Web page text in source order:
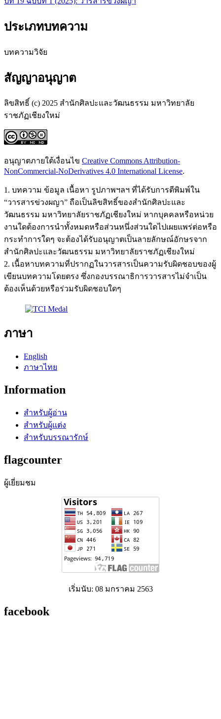
ประเภทบทความ
บทความวิจัย
สัญญาอนุญาต
ลิขสิทธิ์ (c) 2025 สำนักศิลปะและวัฒนธรรม มหาวิทยาลัย
ราชภัฏเชียงใหม่
อนุญาตภายใต้เงื่อนไข Creative Commons Attribution-
NonCommercial-NoDerivatives 4.0 International License.
1. บทความ ข้อมูล เนื้อหา รูปภาพฯลฯ ที่ได้รับการตีพิมพ์ใน
“วารสารข่วงผญา” ถือเป็นลิขสิทธิ์ของสำนักศิลปะและ
วัฒนธรรม มหาวิทยาลัยราชภัฏเชียงใหม่ หากบุคคลหรือหน่วย
งานใดต้องการนำทั้งหมดหรือส่วนหนึ่งส่วนใดไปเผยแพร่ต่อหรือ
กระทำการใดๆ จะต้องได้รับอนุญาตเป็นลายลักษณ์อักษรจาก
สำนักศิลปะและวัฒนธรรม มหาวิทยาลัยราชภัฏเชียงใหม่
2. เนื้อหาบทความที่ปรากฏในวารสารเป็นความรับผิดชอบของผู้
เขียนบทความโดยตรง ซึ่งกองบรรณาธิการวารสารไม่จำเป็น
ต้องเห็นด้วยหรือร่วมรับผิดชอบใดๆ
ภาษา
English
ภาษาไทย
Information
สำหรับผู้อ่าน
สำหรับผู้แต่ง
สำหรับบรรณารักษ์
flagcounter
ผู้เยี่ยมชม
เริ่มนับ: 08 มกราคม 2563
facebook